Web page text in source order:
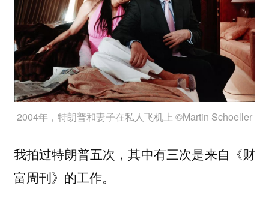
2004年，特朗普和妻子在私人飞机上 ©Martin Schoeller
我拍过特朗普五次，其中有三次是来自《财
富周刊》的工作。